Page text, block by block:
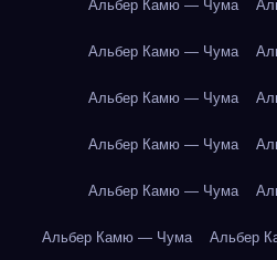
Альбер Камю — Чума
Альбер Камю — Чума
Альбер Камю — Чума
Альбер Камю — Чума
Альбер Камю — Чума
Альбер Камю — Чума Альбер